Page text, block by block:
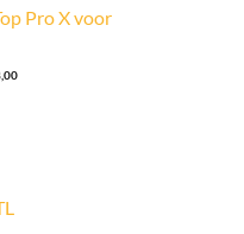
Pro X voor